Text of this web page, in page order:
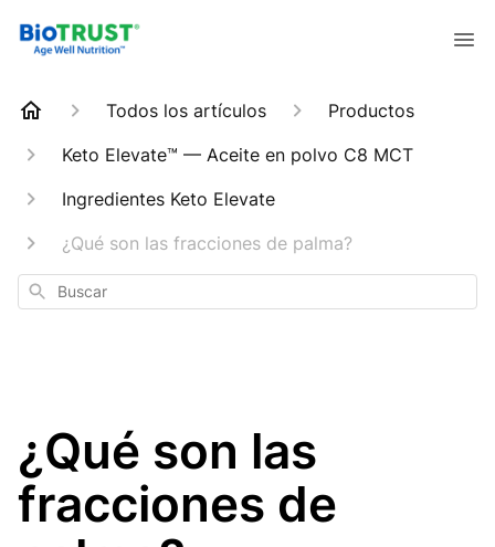
Todos los artículos
Productos
Keto Elevate™ — Aceite en polvo C8 MCT
Ingredientes Keto Elevate
¿Qué son las fracciones de palma?
Buscar
¿Qué son las
fracciones de